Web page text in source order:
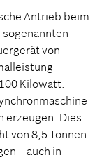
Antrieb beim
sogenannten
von
Kilowatt.
erzeugen. Dies
von 8,5 Tonnen
– auch in